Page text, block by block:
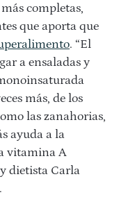
completas,
que aporta que
. “El
a ensaladas y
más, de los
las zanahorias,
ayuda a la
vitamina A
dietista Carla